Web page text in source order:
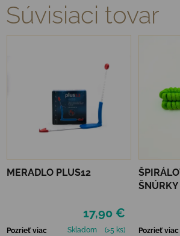
Súvisiaci tovar
MERADLO PLUS12
17,90 €
Pozrieť viac Skladom (>5 ks) Pozrieť viac